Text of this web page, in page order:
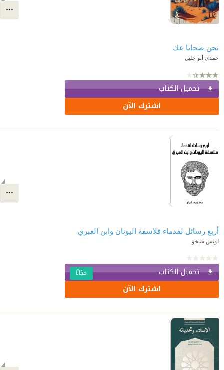
نحن ضحايا عك
حمدي أبو جليل
تحميل الكتاب
اشترك الآن
أربع رسائل لقدماء فلاسفة اليونان وابن العبري
لويس شيخو
تحميل الكتاب مجّانًا
اشترك الآن